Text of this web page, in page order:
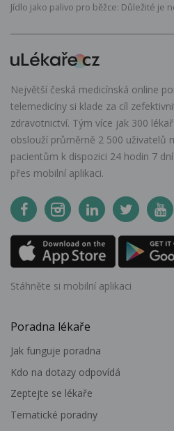
Jídlo jako palivo pro běžce: Důležité je
Největší česká medicínská online
telemedicíny si klade za cíl
zdravotnictví. Tým více jak 300
obslouží průměrně 2 500 uživatelů
pacientům k dispozici 24 hodin 7
přes mobilní aplikaci.
Stáhněte si mobilní aplikaci
Poradna lékaře
Jak funguje poradna
Kdo na dotazy odpovídá
Zeptejte se lékaře
Tematické poradny